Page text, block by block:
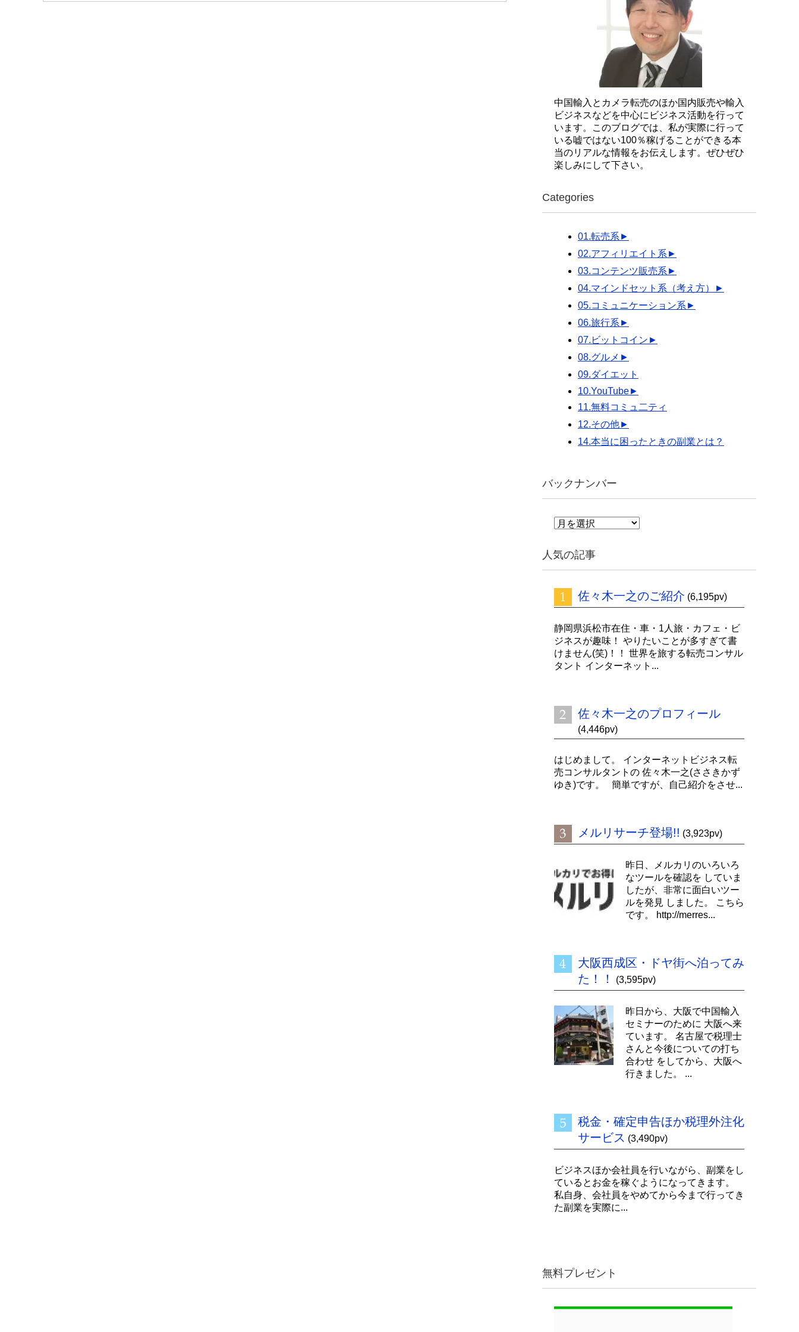
中国輸入とカメラ転売のほか国内販売や輸入
ビジネスなどを中心にビジネス活動を行って
います。このブログでは、私が実際に行って
いる嘘ではない100％稼げることができる本
当のリアルな情報をお伝えします。ぜひぜひ
楽しみにして下さい。
Categories
01.転売系 ►
02.アフィリエイト系 ►
03.コンテンツ販売系 ►
04.マインドセット系（考え方）
►
05.コミュニケーション系 ►
06.旅行系 ►
07.ビットコイン ►
08.グルメ ►
09.ダイエット
10.YouTube►
11.無料コミュ二ティ
12.その他►
14.本当に困ったときの副業とは？
バックナンバー
バ
ナ
ン
ー
人気の記事
佐々木一之のご紹介 (6,195pv)
静岡県浜松市在住・車・1人旅・カフェ・ビ
ジネスが趣味！ やりたいことが多すぎて書
けません(笑)！！ 世界を旅する転売コンサル
タント インターネット...
佐々木一之のプロフィール
(4,446pv)
はじめまして。 インターネットビジネス転
売コンサルタントの 佐々木一之(ささきかず
ゆき)です。 簡単ですが、自己紹介をさせ...
メルリサーチ登場!! (3,923pv)
昨日、メルカリのいろいろ
なツールを確認を していま
したが、非常に面白いツー
ルを発見 しました。 こちら
です。 http://merres...
大阪西成区・ドヤ街へ泊ってみ
た！！
(3,595pv)
昨日から、大阪で中国輸入
セミナーのために 大阪へ来
ています。 名古屋で税理士
さんと今後についての打ち
合わせ をしてから、大阪へ
行きました。 ...
税金・確定申告ほか税理外注化
サービス (3,490pv)
ビジネスほか会社員を行いながら、副業をし
ているとお金を稼ぐようになってきます。
私自身、会社員をやめてから今まで行ってき
た副業を実際に...
無料プレゼント